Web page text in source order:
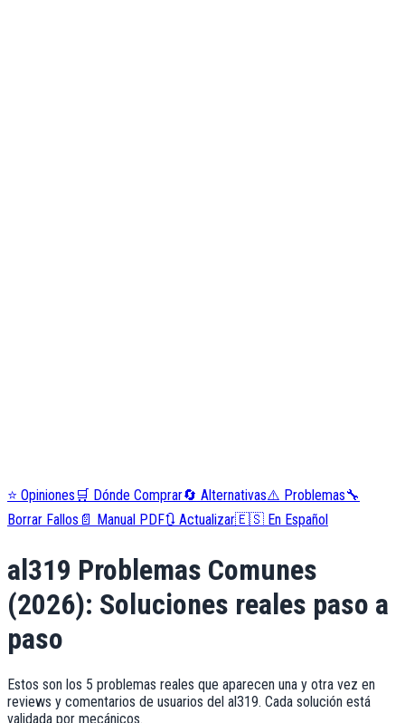
⭐ Opiniones 🛒 Dónde Comprar🔄 Alternativas⚠️ Problemas🔧
Borrar Fallos 📄 Manual PDF🔃 Actualizar🇪🇸 En Español
al319 Problemas Comunes
(2026): Soluciones reales paso a
paso
Estos son los 5 problemas reales que aparecen una y otra vez en
reviews y comentarios de usuarios del al319. Cada solución está
validada por mecánicos.